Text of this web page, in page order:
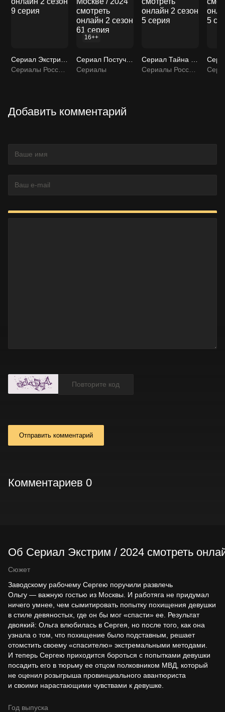
16++
Сериалы
Добавить комментарий
Отправить комментарий
Комментариев 0
Об Сериал Экстрим / 2024 смотреть
Сюжет
Заводскому рабочему Сергею поручили развлечь
Ольгу — важную гостью из Москвы. И работяга не придумал
ничего умнее, чем сымитировать попытку похищения девушки
в стиле девяностых, где он бы мог «спасти» ее. Результат
двоякий: Ольга влюбилась в Сергея, но после того, как она
узнала о том, что похищение было подставным, решает
отомстить своему «спасителю» экстремальными методами.
И теперь Сергею приходится бороться с попытками девушки
посадить его в тюрьму ее отцом полковником МВД, который
не оценил розыгрыша провинциального авантюриста
и своими нарастающими чувствами к девушке.
Год выпуска